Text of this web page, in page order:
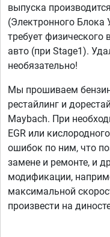
выпуска
(Электронного Блока
требует
авто (при Stage1).
необязательно!
Мы прошиваем
рестайлинг и
Maybach. При
EGR или
ошибок по ним, что
замене и ремонте, и
модификации,
максимальной
произвести на